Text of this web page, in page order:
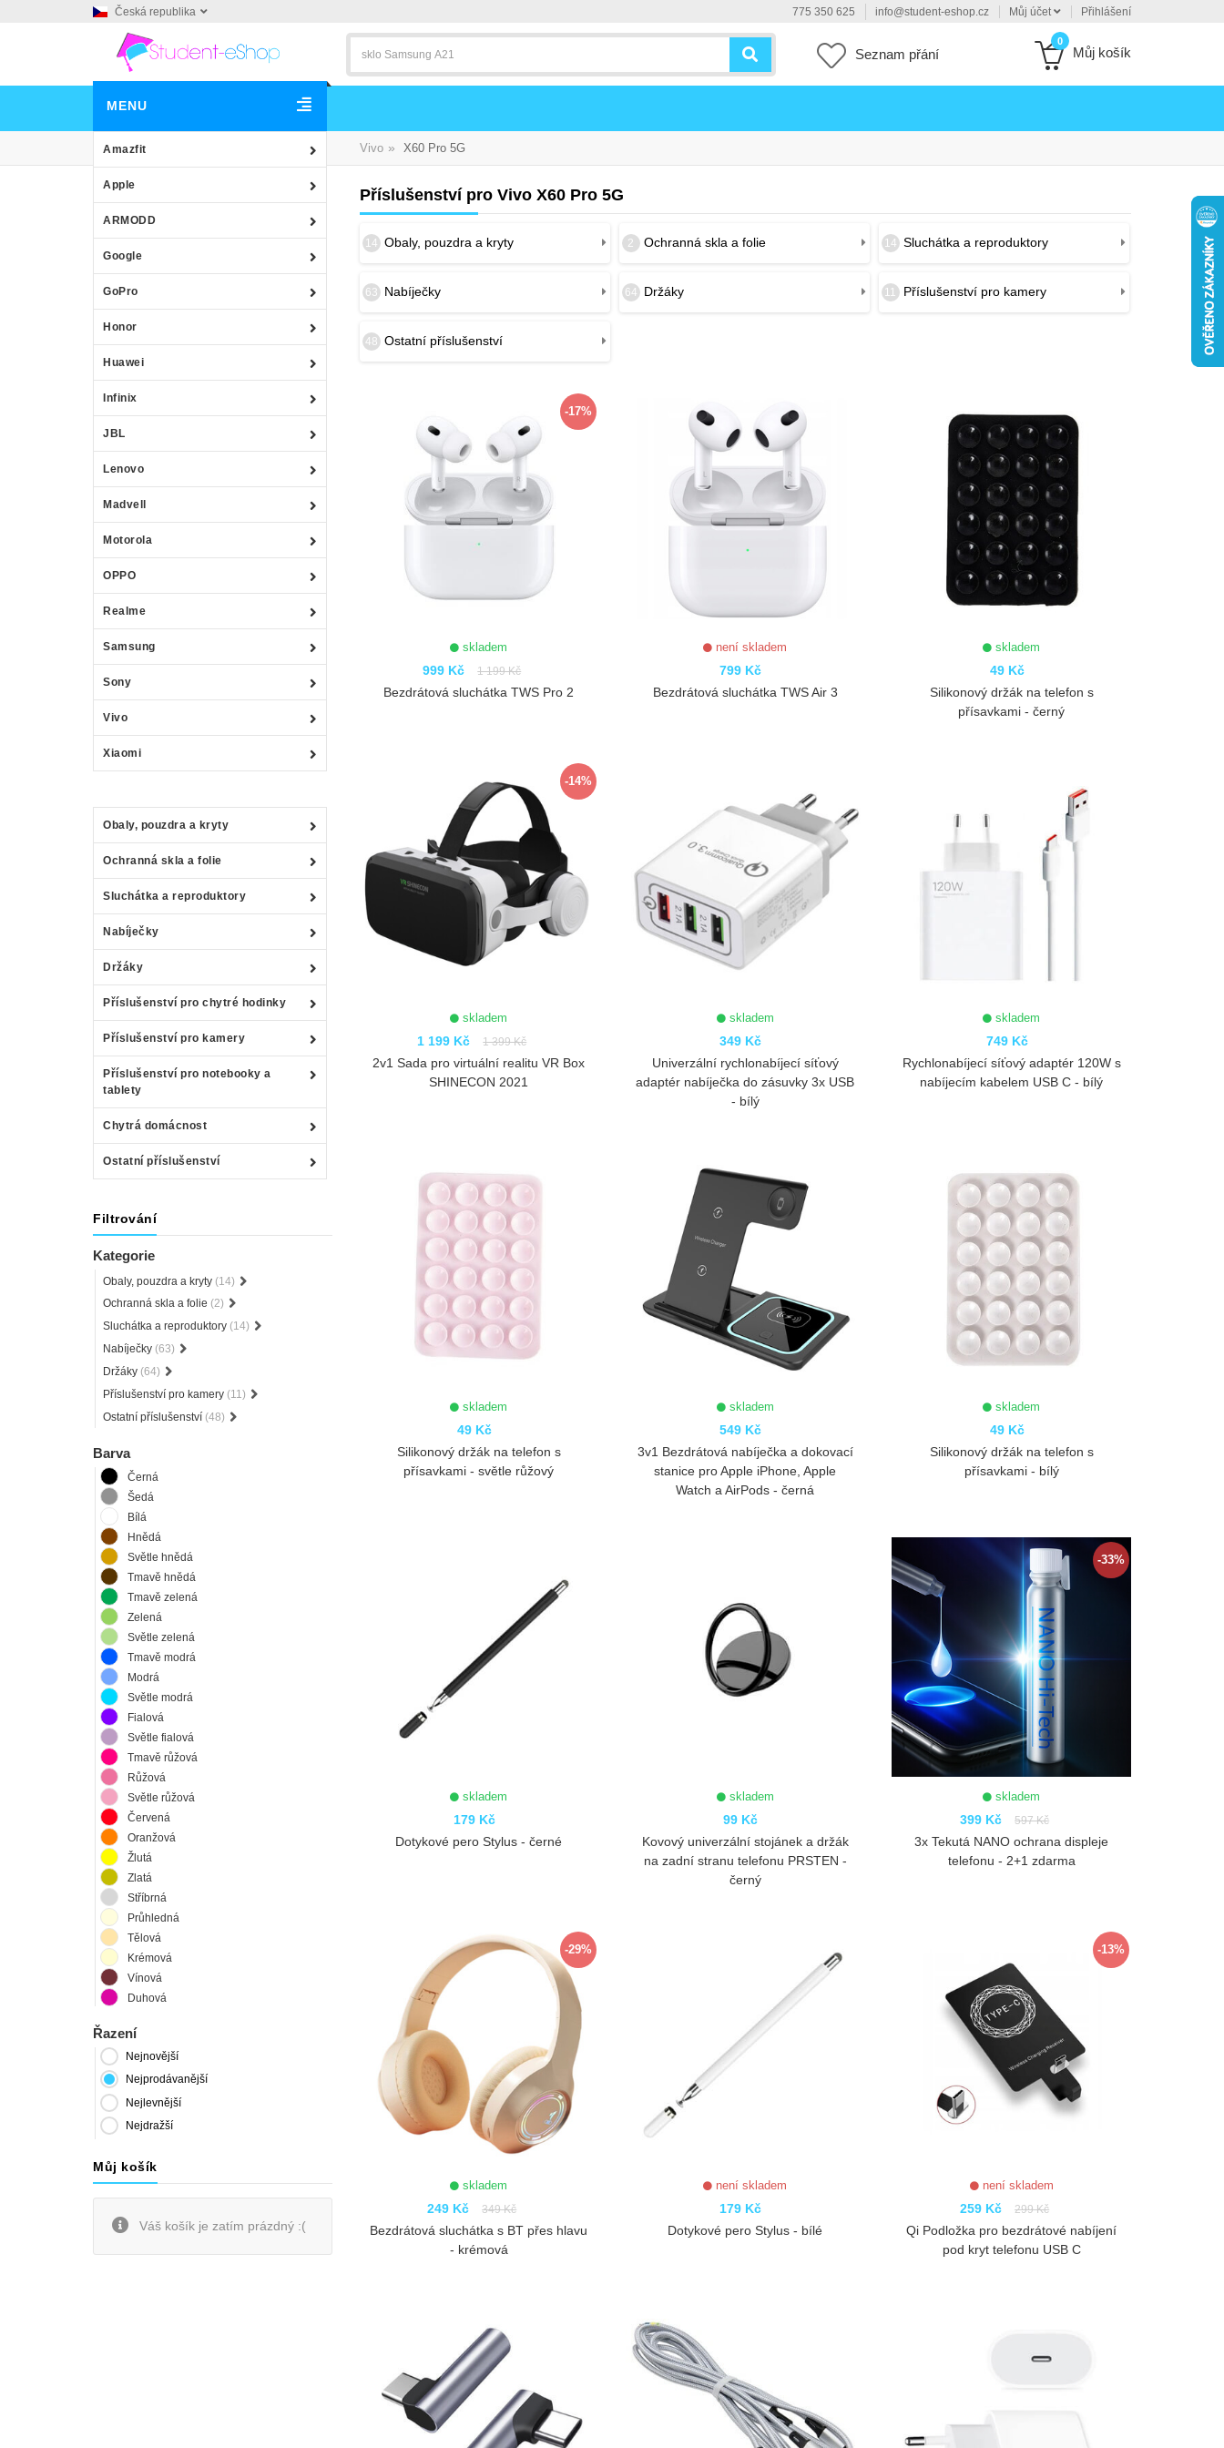
Česká republika 775 350 625 info@student-eshop.cz Můj účet Přihlášení
Seznam přání
0
Můj košík
MENU
Amazfit
Apple
ARMODD
Google
GoPro
Honor
Huawei
Infinix
JBL
Lenovo
Madvell
Motorola
OPPO
Realme
Samsung
Sony
Vivo
Xiaomi
Obaly, pouzdra a kryty
Ochranná skla a folie
Sluchátka a reproduktory
Nabíječky
Držáky
Příslušenství pro chytré hodinky
Příslušenství pro kamery
Příslušenství pro notebooky a
tablety
Chytrá domácnost
Ostatní příslušenství
Vivo » X60 Pro 5G
Filtrování
Kategorie
Obaly, pouzdra a kryty (14)
Ochranná skla a folie (2)
Sluchátka a reproduktory (14)
Nabíječky (63)
Držáky (64)
Příslušenství pro kamery (11)
Ostatní příslušenství (48)
Barva
Černá
Šedá
Bílá
Hnědá
Světle hnědá
Tmavě hnědá
Tmavě zelená
Zelená
Světle zelená
Tmavě modrá
Modrá
Světle modrá
Fialová
Světle fialová
Tmavě růžová
Růžová
Světle růžová
Červená
Oranžová
Žlutá
Zlatá
Stříbrná
Průhledná
Tělová
Krémová
Vínová
Duhová
Řazení
Nejnovější
Nejprodávanější
Nejlevnější
Nejdražší
Můj košík
Váš košík je zatím prázdný :(
Příslušenství pro Vivo X60 Pro 5G
14 Obaly, pouzdra a kryty 2 Ochranná skla a folie 14 Sluchátka a reproduktory
63 Nabíječky 64 Držáky 11 Příslušenství pro kamery
48 Ostatní příslušenství
-17%
skladem
999 Kč 1 199 Kč
Bezdrátová sluchátka TWS Pro 2
není skladem
799 Kč
Bezdrátová sluchátka TWS Air 3
skladem
49 Kč
Silikonový držák na telefon s
přísavkami - černý
-14%
skladem
1 199 Kč 1 399 Kč
2v1 Sada pro virtuální realitu VR Box
SHINECON 2021
skladem
349 Kč
Univerzální rychlonabíjecí síťový
adaptér nabíječka do zásuvky 3x USB
- bílý
skladem
749 Kč
Rychlonabíjecí síťový adaptér 120W s
nabíjecím kabelem USB C - bílý
skladem
49 Kč
Silikonový držák na telefon s
přísavkami - světle růžový
skladem
549 Kč
3v1 Bezdrátová nabíječka a dokovací
stanice pro Apple iPhone, Apple
Watch a AirPods - černá
skladem
49 Kč
ZOBRAZIT
Silikonový držák na telefon s
přísavkami - bílý
skladem
179 Kč
ZOBRAZIT
Dotykové pero Stylus - černé
skladem
99 Kč
Kovový univerzální stojánek a držák
na zadní stranu telefonu PRSTEN -
černý
-33%
skladem
399 Kč 597 Kč
3x Tekutá NANO ochrana displeje
telefonu - 2+1 zdarma
-29%
skladem
249 Kč 349 Kč
Bezdrátová sluchátka s BT přes hlavu
- krémová
není skladem
179 Kč
Dotykové pero Stylus - bílé
-13%
není skladem
259 Kč 299 Kč
Qi Podložka pro bezdrátové nabíjení
pod kryt telefonu USB C